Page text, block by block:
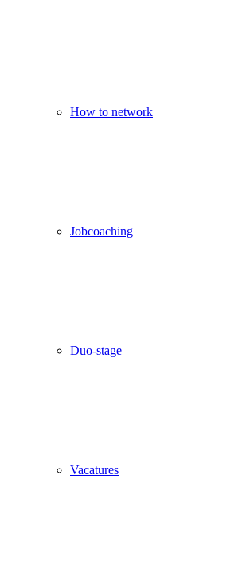
How to network
Jobcoaching
Duo-stage
Vacatures